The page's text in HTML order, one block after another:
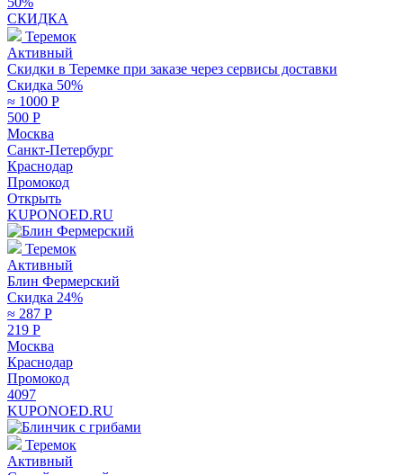
СКИДКА
Теремок
Активный
Скидки в Теремке при заказе через сервисы доставки
Скидка 50%
≈ 1000 Р
500 Р
Москва
Санкт-Петербург
Краснодар
Промокод
Открыть
KUPONOED.RU
Теремок
Активный
Блин Фермерский
Скидка 24%
≈ 287 Р
219 Р
Москва
Краснодар
Промокод
4097
KUPONOED.RU
Теремок
Активный